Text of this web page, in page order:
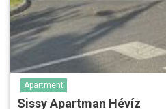
Apartment
Sissy Apartman Hévíz